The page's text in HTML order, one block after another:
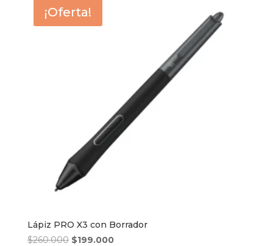
¡Oferta!
Lápiz PRO X3 con Borrador
$260.000 El
$199.000El